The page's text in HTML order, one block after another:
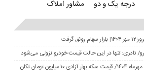
درجه یک و دو مشاور املاک
گرفت
نادری: تنها در این حالت قیمت خودرو نزولی می‌شود
قیمت جدید طلا و سکه ۱۲ مهرماه ۱۴۰۴/ قیمت سکه بهار آزادی ۱۰ میلیون تومان تکان